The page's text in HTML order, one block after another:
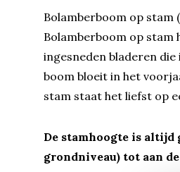
Bolamberboom op stam
Bolamberboom op stam
ingesneden bladeren
boom bloeit in het
stam staat het liefst op
De stamhoogte is altijd
grondniveau) tot aan